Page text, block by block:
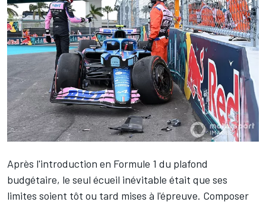
Après l'introduction en Formule 1 du plafond
budgétaire, le seul écueil inévitable était que ses
limites soient tôt ou tard mises à l'épreuve. Composer